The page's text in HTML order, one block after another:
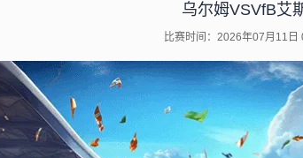
乌尔姆VSVfB艾
比赛时间：2026年07月11日